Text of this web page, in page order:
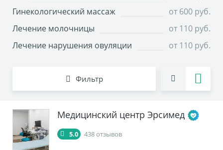
Гинекологический массаж
от 600 руб.
Лечение молочницы
от 110 руб.
Лечение нарушения овуляции
от 110 руб.
Фильтр
Медицинский центр Эрсимед
5.0 438 отзывов